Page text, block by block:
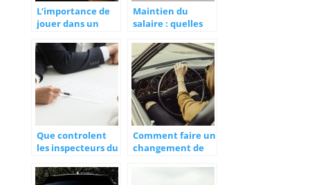
L’importance de
jouer dans un
agree
Maintien du
salaire : quelles
reglementations ?
Que controlent
les inspecteurs du
Comment faire un
changement de